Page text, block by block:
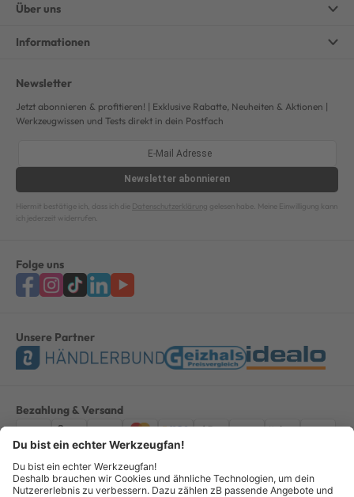
Über uns
Informationen
Newsletter
Jetzt abonnieren & profitieren! | Exklusive Rabatte, Neuheiten & Aktionen |
Werkzeugwissen und Tests direkt in dein Postfach
Newsletter abonnieren
Hiermit bestätige ich, dass ich die Datenschutzerklärung gelesen habe. Meine Einwilligung kann
ich jederzeit widerrufen.
Folge uns
Unsere Partner
Bezahlung & Versand